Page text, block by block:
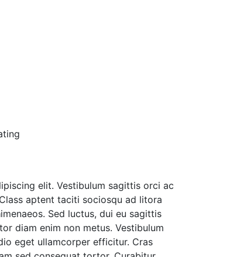
elit. Vestibulum sagittis orci ac
aptent taciti sociosqu ad litora
Sed luctus, dui eu sagittis
diam enim non metus. Vestibulum
eget ullamcorper efficitur. Cras